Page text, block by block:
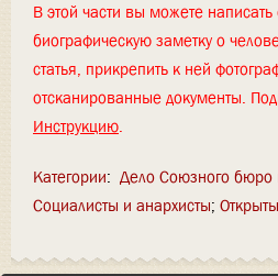
В этой части вы можете
биографическую заметку о
статья, прикрепить к ней
отсканированные документы.
Инструкцию.
Категории: Дело Союзного
Социалисты и анархисты